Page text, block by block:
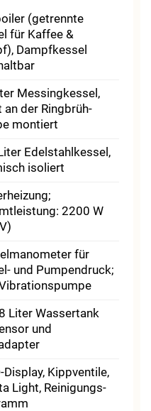
(getrennte
für Kaffee &
Dampfkessel
Messingkessel,
an der Ringbrüh­
montiert
Edelstahlkessel,
isoliert
2200 W
für
und Pumpendruck;
Liter Wassertank
und
Display, Kippventile,
Light, Reinigungs­